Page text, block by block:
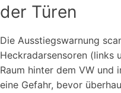
der Türen
Die Ausstiegswarnung
Heckradarsensoren (links
Raum hinter dem VW und
eine Gefahr, bevor